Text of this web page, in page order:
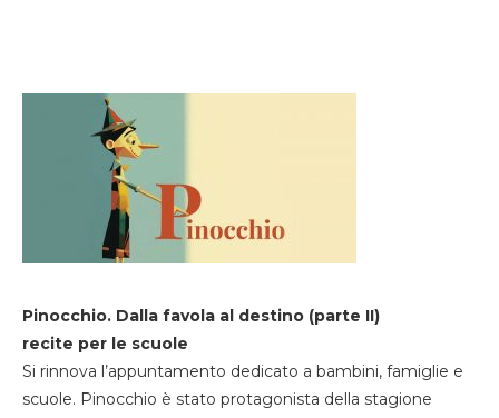
Pinocchio. Dalla favola al destino (parte II)
recite per le scuole
Si rinnova l’appuntamento dedicato a bambini, famiglie e
scuole. Pinocchio è stato protagonista della stagione